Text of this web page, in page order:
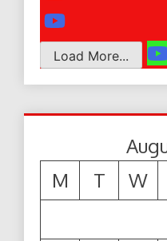
Load More...
M
T W